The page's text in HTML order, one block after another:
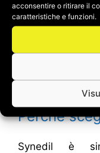
acconsentire o ritirare il
caratteristiche e funzioni.
assicurano la
manutenzione.
moderno,
grado di
di relax e
convivono in
Perché
Synedil è